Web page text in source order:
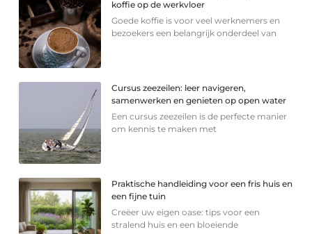
koffie op de werkvloer
Goede koffie is voor veel werknemers en
bezoekers een belangrijk onderdeel van
Cursus zeezeilen: leer navigeren,
samenwerken en genieten op open water
Een cursus zeezeilen is de perfecte manier
om kennis te maken met
Praktische handleiding voor een fris huis en
een fijne tuin
Creëer uw eigen oase: tips voor een
stralend huis en een bloeiende